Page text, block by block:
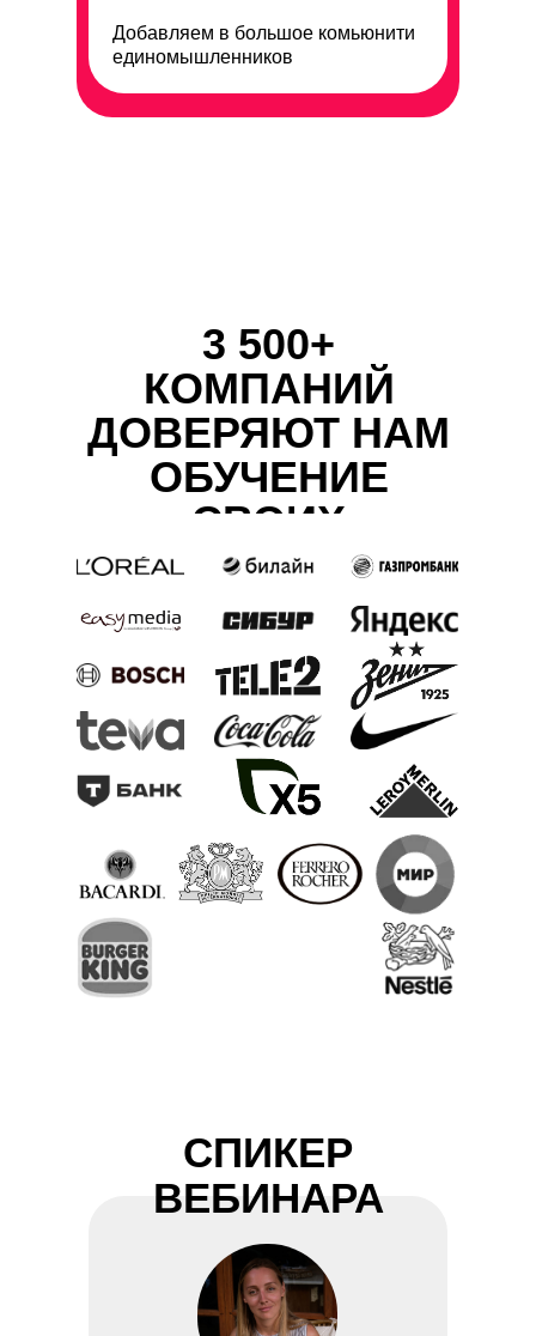
Добавляем в большое комьюнити
единомышленников
3 500+
КОМПАНИЙ
ДОВЕРЯЮТ НАМ
ОБУЧЕНИЕ
СВОИХ
СОТРУДНИКОВ
СПИКЕР
ВЕБИНАРА